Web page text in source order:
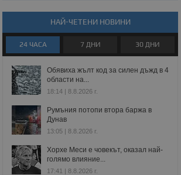
НАЙ-ЧЕТЕНИ НОВИНИ
24 ЧАСА 7 ДНИ 30 ДНИ
Обявиха жълт код за силен дъжд в 4
области на...
18:14 | 8.8.2026 г.
Румъния потопи втора баржа в
Дунав
13:05 | 8.8.2026 г.
Хорхе Меси е човекът, оказал най-
голямо влияние...
17:41 | 8.8.2026 г.